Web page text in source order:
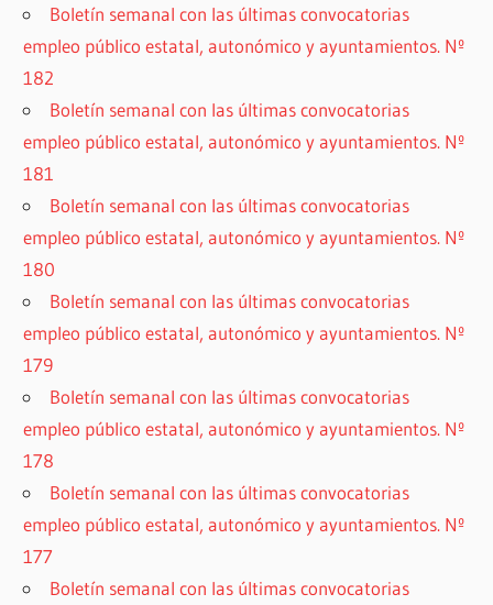
Boletín semanal con las últimas convocatorias
empleo público estatal, autonómico y ayuntamientos. Nº
182
Boletín semanal con las últimas convocatorias
empleo público estatal, autonómico y ayuntamientos. Nº
181
Boletín semanal con las últimas convocatorias
empleo público estatal, autonómico y ayuntamientos. Nº
180
Boletín semanal con las últimas convocatorias
empleo público estatal, autonómico y ayuntamientos. Nº
179
Boletín semanal con las últimas convocatorias
empleo público estatal, autonómico y ayuntamientos. Nº
178
Boletín semanal con las últimas convocatorias
empleo público estatal, autonómico y ayuntamientos. Nº
177
Boletín semanal con las últimas convocatorias